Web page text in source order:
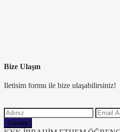
Bize Ulaşın
Iletisim formu ile bize ulaşabilirsiniz!
Gönder